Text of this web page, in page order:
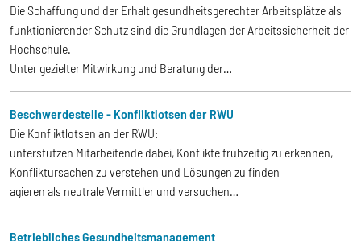
Die Schaffung und der Erhalt gesundheitsgerechter Arbeitsplätze als
funktionierender Schutz sind die Grundlagen der Arbeitssicherheit der
Hochschule.
Unter gezielter Mitwirkung und Beratung der…
Beschwerdestelle - Konfliktlotsen der RWU
Die Konfliktlotsen an der RWU:
unterstützen Mitarbeitende dabei, Konflikte frühzeitig zu erkennen,
Konfliktursachen zu verstehen und Lösungen zu finden
agieren als neutrale Vermittler und versuchen…
Betriebliches Gesundheitsmanagement